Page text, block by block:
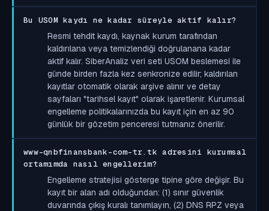
Bu USOM kaydı ne kadar süreyle aktif kalır?
Resmi tehdit kaydı, kaynak kurum tarafından
kaldırılana veya temizlendiği doğrulanana kadar
aktif kalır. SiberAnaliz veri seti USOM beslemesi ile
günde birden fazla kez senkronize edilir; kaldırılan
kayıtlar otomatik olarak arşive alınır ve detay
sayfaları "tarihsel kayıt" olarak işaretlenir. Kurumsal
engelleme politikalarınızda bu kayıt için en az 90
günlük bir gözetim penceresi tutmanız önerilir.
www-qnbfinansbank-com-tr.tk adresini kurumsal
ortamımda nasıl engellerim?
Engelleme stratejisi gösterge tipine göre değişir. Bu
kayıt bir alan adı olduğundan: (1) sınır güvenlik
duvarında çıkış kuralı tanımlayın, (2) DNS RPZ veya